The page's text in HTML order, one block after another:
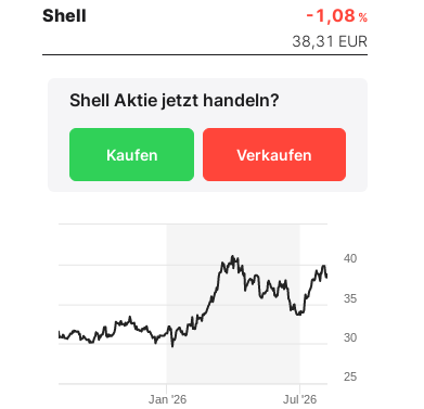
Shell -1,08 %
38,31 EUR
Shell Aktie jetzt handeln?
Kaufen Verkaufen
Jan '26 Jul '26
25
30
35
40